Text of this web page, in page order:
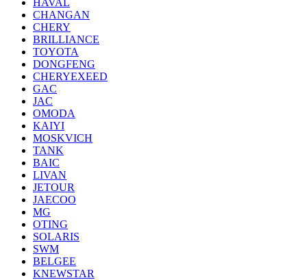
HAVAL
CHANGAN
CHERY
BRILLIANCE
TOYOTA
DONGFENG
CHERYEXEED
GAC
JAC
OMODA
KAIYI
MOSKVICH
TANK
BAIC
LIVAN
JETOUR
JAECOO
MG
OTING
SOLARIS
SWM
BELGEE
KNEWSTAR